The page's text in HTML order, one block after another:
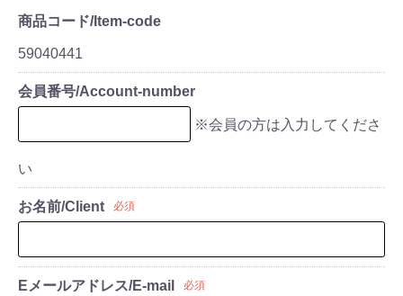
商品コード/Item-code
59040441
会員番号/Account-number
※会員の方は入力してくださ
い
お名前/Client 必須
Eメールアドレス/E-mail 必須